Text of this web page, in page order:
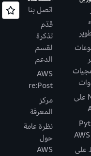
.NET على
Java على
اتصل بنا
قدّم
تذكرة
لقسم
الدعم
AWS
re:Post
مركز
المعرفة
نظرة عامة
حول
AWS